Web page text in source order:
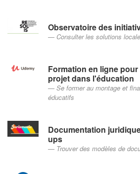
Observatoire des
Consulter les solutions
Formation en ligne
projet dans l'éducation
Se former au montage et
éducatifs
Documentation
ups
Trouver des modèles de